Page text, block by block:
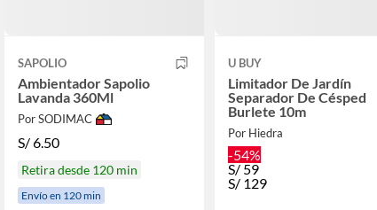
SAPOLIO
Ambientador Sapolio
Lavanda 360Ml
Por SODIMAC
S/6.50
Retira desde 120 min
Envío en 120 min
U BUY
Limitador De Jardín
Separador De Césped
Burlete 10m
Por Hiedra
-54%
S/ 59
S/ 129